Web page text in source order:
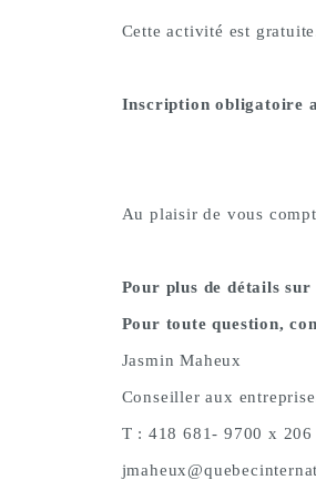
Cette activité est
Inscription obligatoire
Au plaisir de vous
Pour plus de détails
Pour toute question,
Jasmin Maheux
Conseiller aux
T : 418 681- 9700 x 206